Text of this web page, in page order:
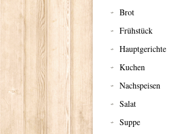
Brot
Frühstück
Hauptgerichte
Kuchen
Nachspeisen
Salat
Suppe